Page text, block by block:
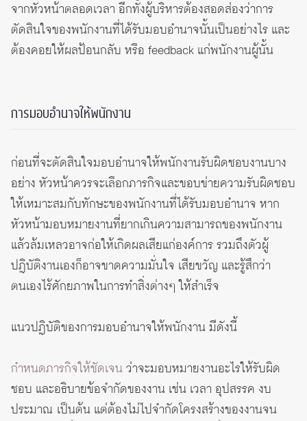
จากหัวหน้าตลอดเวลา อีกทั้งผู้บริหารต้องสอดส่องว่าการ
ตัดสินใจของพนักงานที่ได้รับมอบอำนาจนั้นเป็นอย่างไร และ
ต้องคอยให้ผลป้อนกลับ หรือ feedback แก่พนักงานผู้นั้น
การมอบอำนาจให้พนักงาน
ก่อนที่จะตัดสินใจมอบอำนาจให้พนักงานรับผิดชอบงานบาง
อย่าง หัวหน้าควรจะเลือกภารกิจและขอบข่ายความรับผิดชอบ
ให้เหมาะสมกับทักษะของพนักงานที่ได้รับมอบอำนาจ หาก
หัวหน้ามอบหมายงานที่ยากเกินความสามารถของพนักงาน
แล้วล้มเหลวอาจก่อให้เกิดผลเสียแก่องค์การ รวมถึงตัวผู้
ปฎิบัติงานเองก็อาจขาดความมั่นใจ เสียขวัญ และรู้สึกว่า
ตนเองไร้ศักยภาพในการทำสิ่งต่างๆ ให้สำเร็จ
แนวปฏิบัติของการมอบอำนาจให้พนักงาน มีดังนี้
กำหนดภารกิจให้ชัดเจนว่าจะมอบหมายงานอะไรให้รับผิด
ชอบ และอธิบายข้อจำกัดของงาน เช่น เวลา อุปสรรค งบ
ประมาณ เป็นต้น แต่ต้องไม่ไปจำกัดโครงสร้างของงานจน